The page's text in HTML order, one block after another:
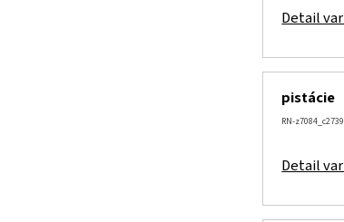
Detail
pistácie
RN-
Detail